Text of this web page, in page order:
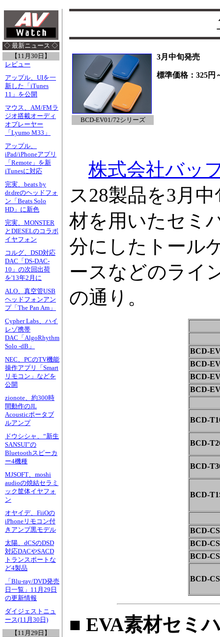
◇ 最新ニュース ◇
【11月30日】
レビュー
アップル、UIを一
新した「iTunes
11」を公開
マウス、AM/FMラ
ジオ搭載オーディ
オプレーヤー
「Lyumo M33」
アップル、
iPad/iPhoneアプリ
「Remote」を新
iTunesに対応
完実、beats by
dr.dreのヘッドフォ
ン「Beats Solo
HD」に新色
完実、MONSTER
とDIESELのコラボ
イヤフォン
コルグ、DSD対応
DAC「DS-DAC-
10」の次回出荷
を'13年2月に
ALO、真空管USB
ヘッドフォンアン
プ「The Pan Am」
Cypher Labs、ハイ
レゾ携帯
DAC「AlgoRhythm
Solo -dB」
NEC、PCのTV機能
操作アプリ「Smart
リモコン」などを
公開
zionote、約300時
間動作のJL
Acousticポータブ
ルアンプ
ドウシシャ、“新生
SANSUI”の
Bluetoothスピーカ
ー4機種
MJSOFT、moshi
audioの焼結セラミ
ック筐体イヤフォ
ン
オヤイデ、FiiOの
iPhoneリモコン付
きアンプ黒モデル
太陽、dCSのDSD
対応DACやSACD
トランスポートな
ど4製品
「Blu-ray/DVD発売
日一覧」11月29日
の更新情報
ダイジェストニュ
ース(11月30日)
【11月29日】
BCD-EV01/72シリーズ
3月中旬発売
標準価格：325円
株式会社バッ
ス28製品を3月
材を用いたセミ
分にしたトール
ースなどのライ
の通り。
BCD-
BCD-
BCD-
BCD-
BCD-
BCD-
BCD-
BCD-
BCD-
BCD-
BCD-
BCD-
■ EVA素材セミ